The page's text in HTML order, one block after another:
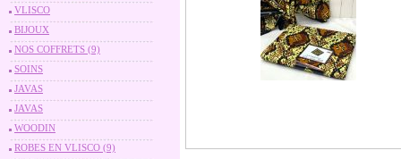
VLISCO
BIJOUX
NOS COFFRETS (9)
SOINS
JAVAS
JAVAS
WOODIN
ROBES EN VLISCO (9)